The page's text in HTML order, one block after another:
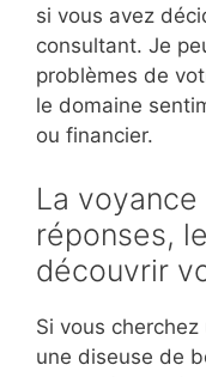
si vous avez
consultant. Je
problèmes de
le domaine
ou financier.
La
réponses,
découvrir
Si vous
une diseuse de